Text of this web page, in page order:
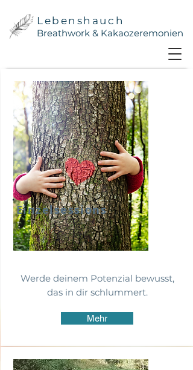
Lebenshauch
Breathwork & Kakaozeremonien
Einzelsessions
Werde deinem Potenzial bewusst,
das in dir schlummert.
Mehr